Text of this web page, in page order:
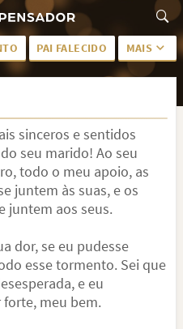
PAI FALECIDO MAIS
PALAVRAS
DESCANSE EM PAZ
PÊSAMES PARA AMIGO
FIM DE NAMORO
sinceros e sentidos
seu marido! Ao seu
todo o meu apoio, as
juntem às suas, e os
juntem aos seus.
dor, se eu pudesse
esse tormento. Sei que
e eu
meu bem.